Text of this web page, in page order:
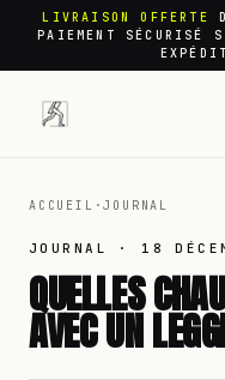
LIVRAISON OFFERTE
PAIEMENT SÉCURISÉ
ACCUEIL ·JOURNAL
JOURNAL · 18
QUELLES
AVEC UN